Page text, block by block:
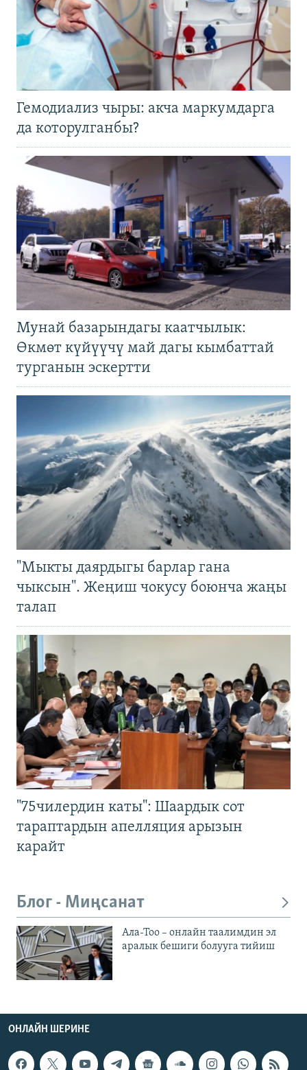
Гемодиализ чыры: акча маркумдарга
да которулганбы?
Мунай базарындагы каатчылык:
Өкмөт күйүүчү май дагы кымбаттай
турганын эскертти
"Мыкты даярдыгы барлар гана
чыксын". Жеңиш чокусу боюнча жаңы
талап
"75чилердин каты": Шаардык сот
тараптардын апелляция арызын
карайт
Блог - Миңсанат
Ала-Тоо – онлайн таалимдин эл
аралык бешиги болууга тийиш
ОНЛАЙН ШЕРИНЕ